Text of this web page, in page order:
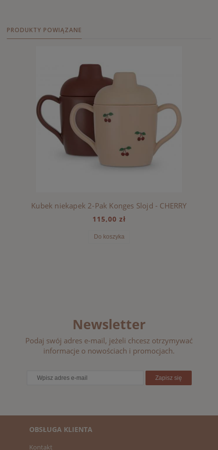
PRODUKTY POWIĄZANE
Kubek niekapek 2-Pak Konges Slojd - CHERRY
115,00 zł
Do koszyka
Newsletter
Podaj swój adres e-mail, jeżeli chcesz otrzymywać
informacje o nowościach i promocjach.
Zapisz się
OBSŁUGA KLIENTA
Kontakt